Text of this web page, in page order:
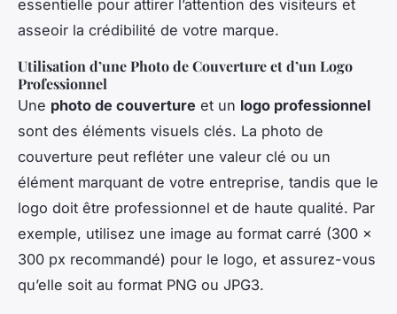
essentielle pour attirer l’attention des visiteurs et
asseoir la crédibilité de votre marque.
Utilisation d’une Photo de Couverture et d’un Logo
Professionnel
Une photo de couverture et un logo professionnel
sont des éléments visuels clés. La photo de
couverture peut refléter une valeur clé ou un
élément marquant de votre entreprise, tandis que le
logo doit être professionnel et de haute qualité. Par
exemple, utilisez une image au format carré (300 x
300 px recommandé) pour le logo, et assurez-vous
qu’elle soit au format PNG ou JPG3.